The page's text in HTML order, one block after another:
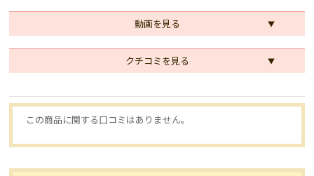
動画を見る
クチコミを見る
この商品に関する口コミはありません。